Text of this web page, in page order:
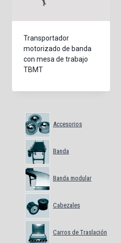
Transportador
motorizado de banda
con mesa de trabajo
TBMT
Accesorios
Banda
Banda modular
Cabezales
Carros de Traslación